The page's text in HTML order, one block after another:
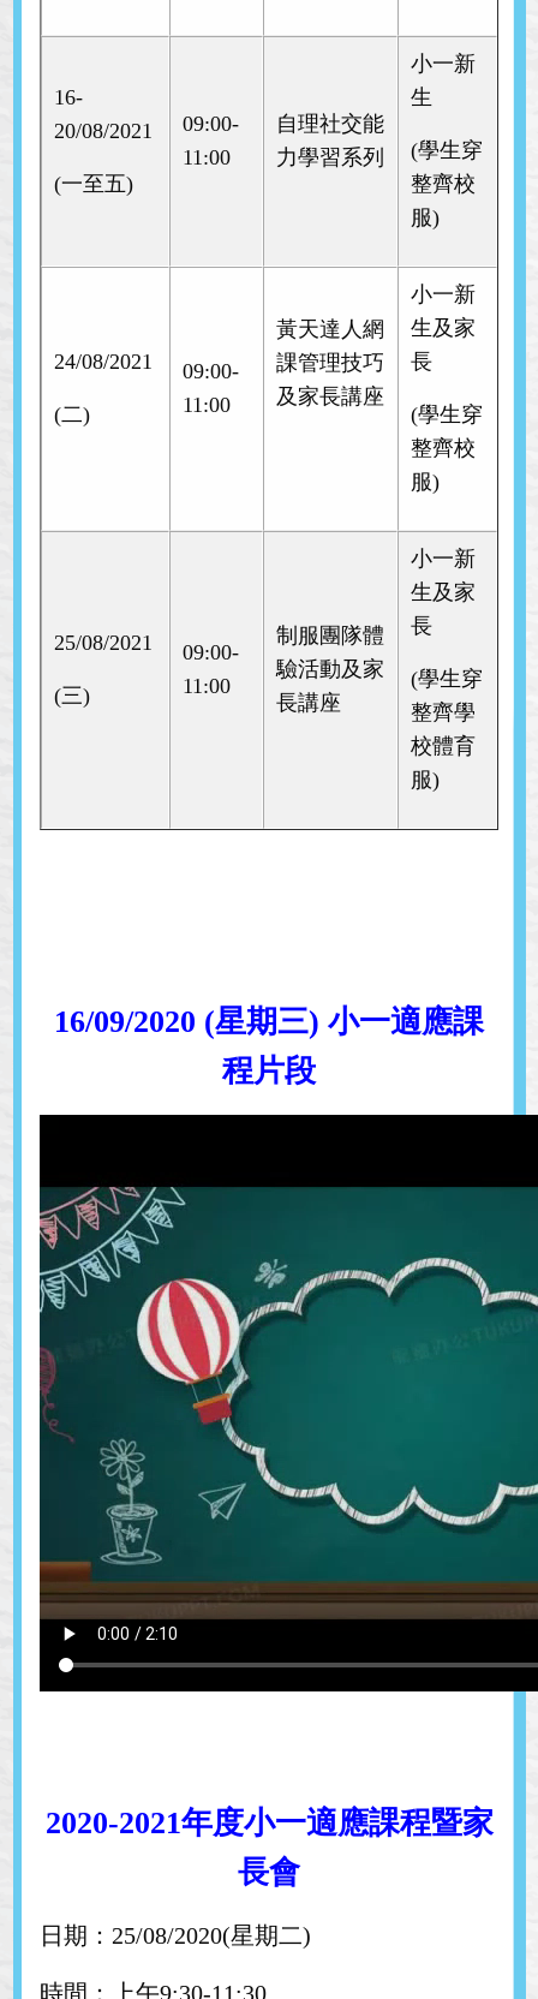
16-
20/08/2021
(一至五)
09:00-
11:00
自理社交能
力學習系列
小一新
生
(學生穿
整齊校
服)
24/08/2021
(二)
09:00-
11:00
黃天達人網
課管理技巧
及家長講座
小一新
生及家
長
(學生穿
整齊校
服)
25/08/2021
(三)
09:00-
11:00
制服團隊體
驗活動及家
長講座
小一新
生及家
長
(學生穿
整齊學
校體育
服)
16/09/2020 (星期三) 小一適應課
程片段
2020-2021年度小一適應課程暨家
長會
日期：25/08/2020(星期二)
時間：上午9:30-11:30